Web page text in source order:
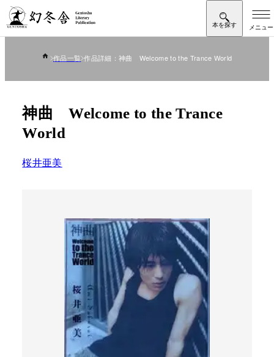
作品一覧 作品詳細：神曲 Welcome to the Trance World
神曲 Welcome to the Trance
World
桜井亜美